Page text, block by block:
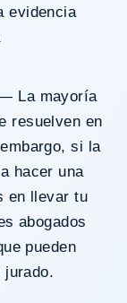
evidencia
La mayoría
resuelven en
si la
hacer una
en llevar tu
abogados
pueden
jurado.